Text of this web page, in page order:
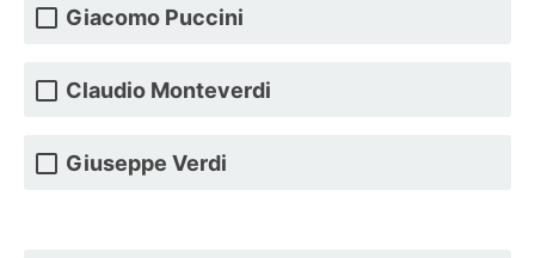
Giacomo Puccini
Claudio Monteverdi
Giuseppe Verdi